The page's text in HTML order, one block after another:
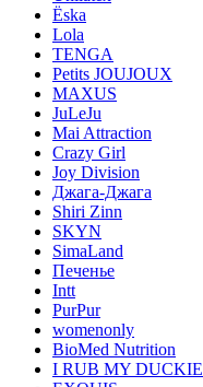
Ёska
Lola
TENGA
Petits JOUJOUX
MAXUS
JuLeJu
Mai Attraction
Crazy Girl
Joy Division
Джага-Джага
Shiri Zinn
SKYN
SimaLand
Печенье
Intt
PurPur
womenonly
BioMed Nutrition
I RUB MY DUCKIE